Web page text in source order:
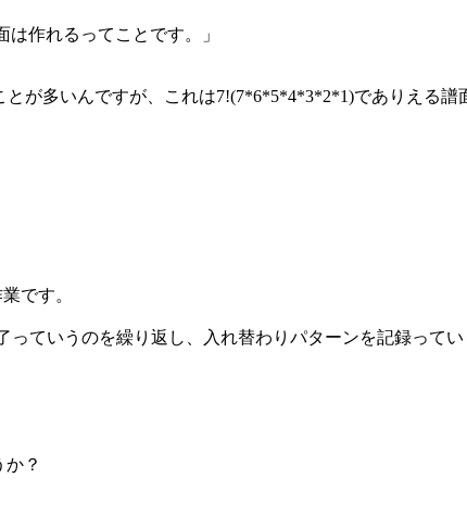
作れるってことです。」
が多いんですが、これは7!(7*6*5*4*3*2*1)でありえる譜
です。
ていうのを繰り返し、入れ替わりパターンを記録って
？